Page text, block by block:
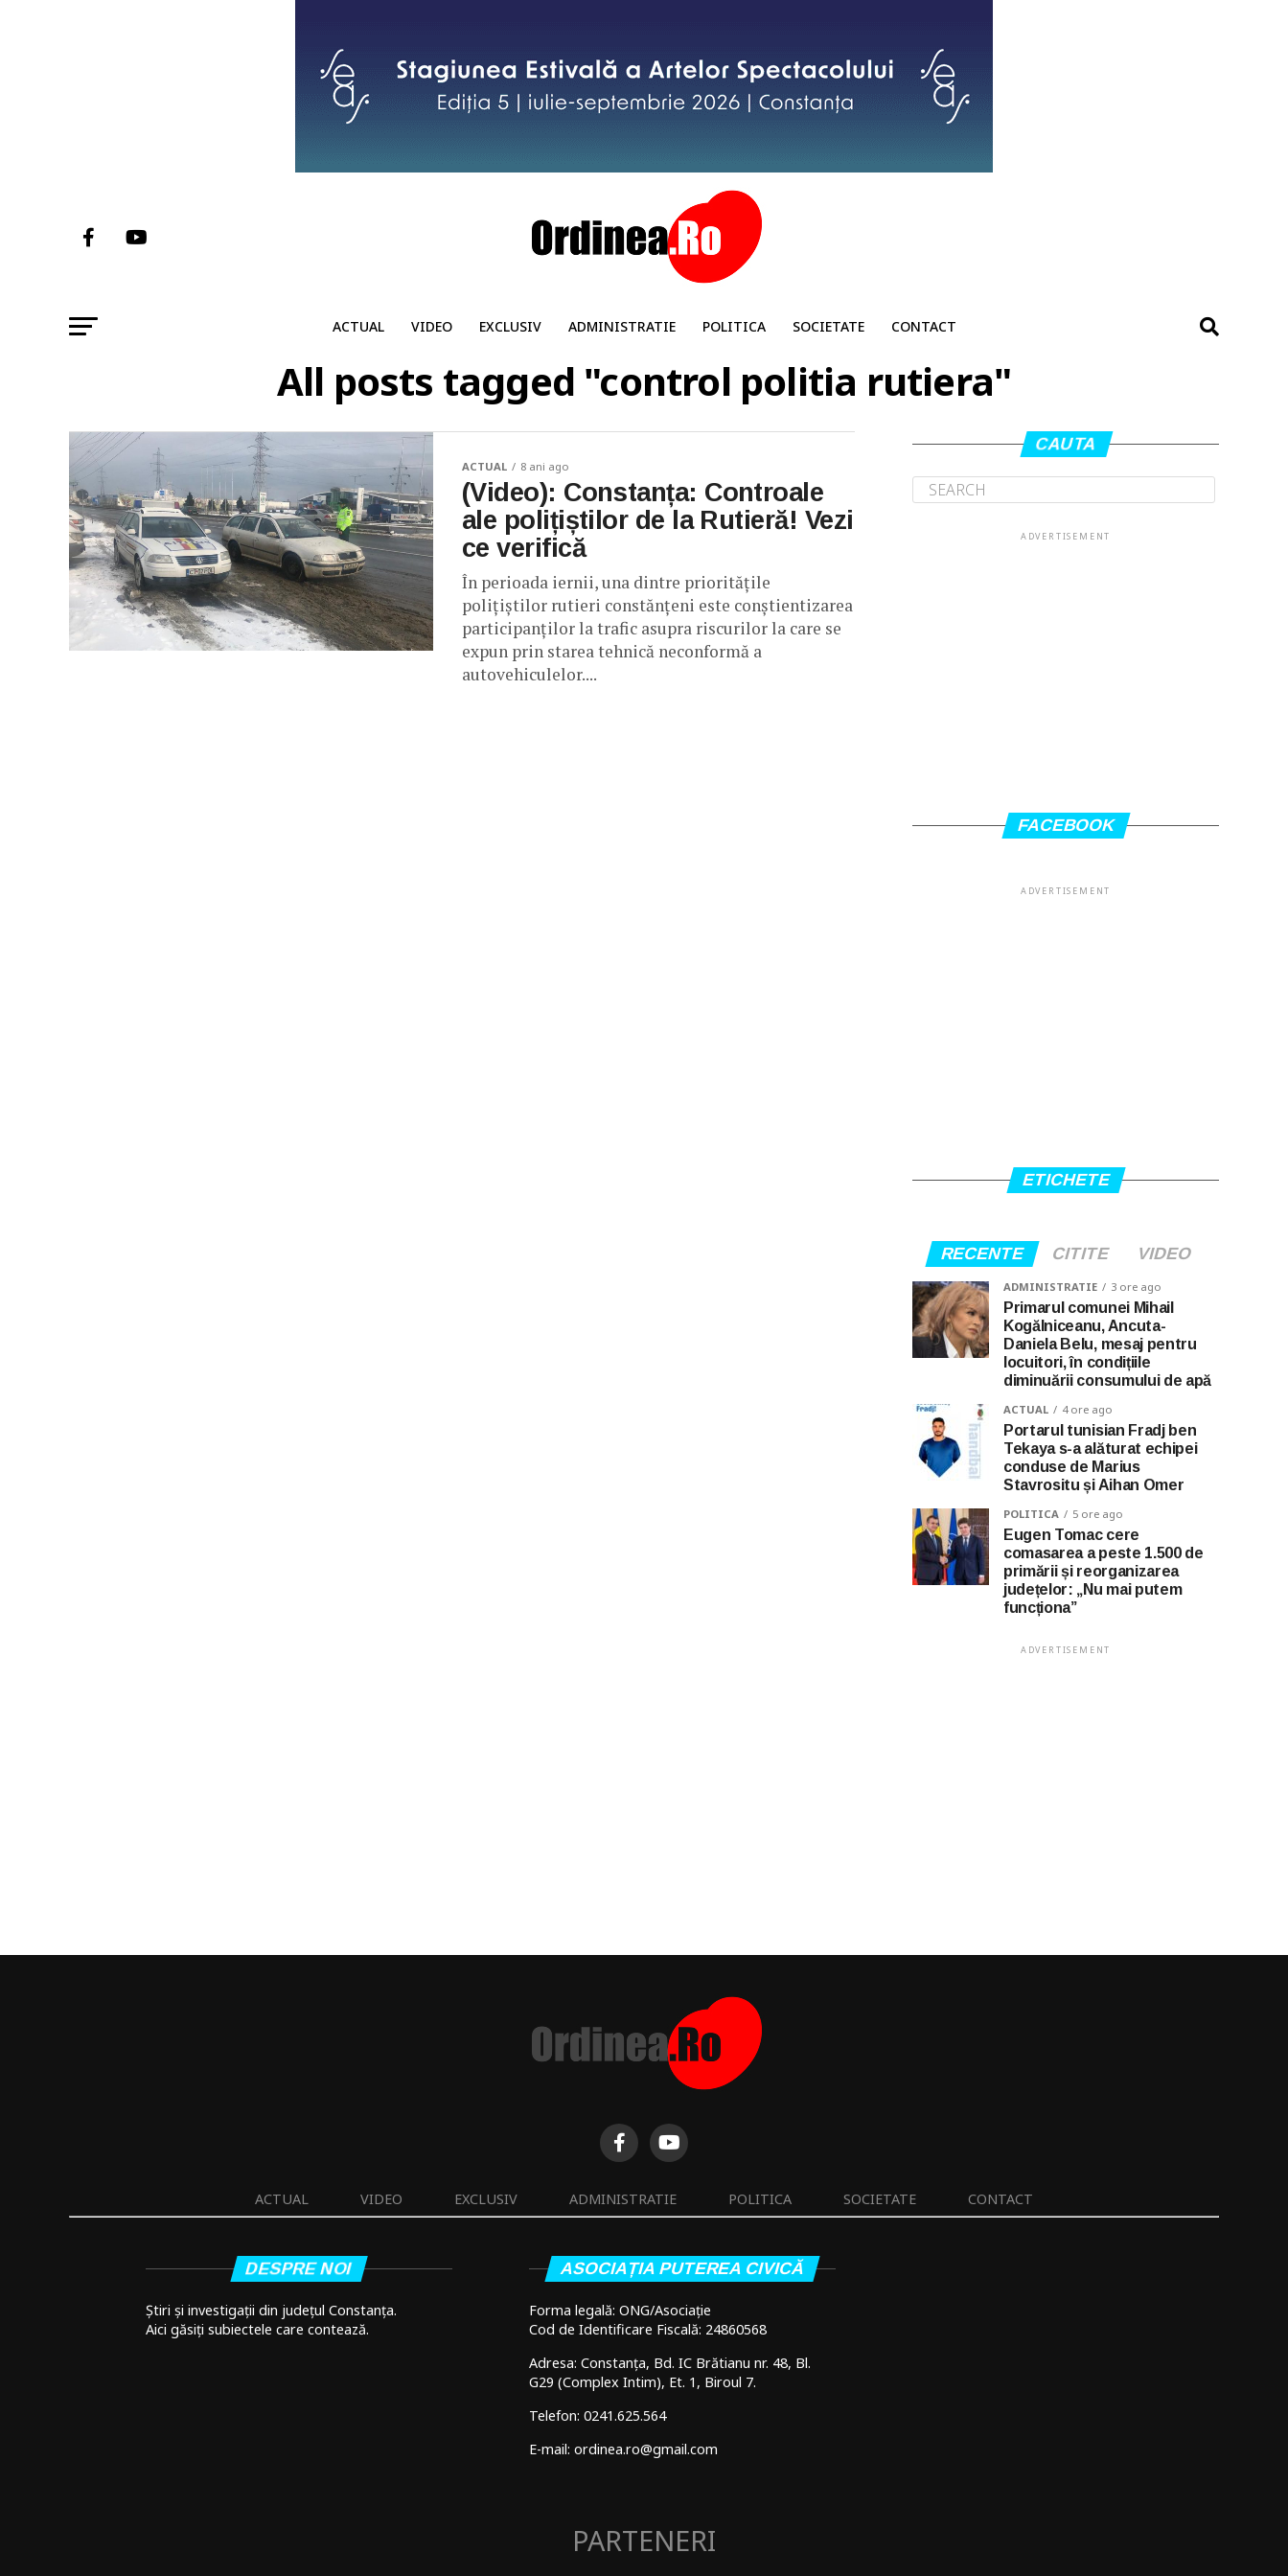
ACTUAL VIDEO EXCLUSIV ADMINISTRATIE POLITICA SOCIETATE CONTACT
All posts tagged "control politia rutiera"
ACTUAL 8 ani ago
(Video): Constanța: Controale
ale polițiștilor de la Rutieră! Vezi
ce verifică
În perioada iernii, una dintre prioritățile
polițiștilor rutieri constănțeni este conștientizarea
participanților la trafic asupra riscurilor la care se
expun prin starea tehnică neconformă a
autovehiculelor....
CAUTA
ADVERTISEMENT
FACEBOOK
ADVERTISEMENT
ETICHETE
RECENTE CITITE VIDEO
ADMINISTRATIE 3 ore ago
Primarul comunei Mihail
Kogălniceanu, Ancuta-
Daniela Belu, mesaj pentru
locuitori, în condițiile
diminuării consumului de apă
ACTUAL 4 ore ago
Portarul tunisian Fradj ben
Tekaya s-a alăturat echipei
conduse de Marius
Stavrositu și Aihan Omer
POLITICA 5 ore ago
Eugen Tomac cere
comasarea a peste 1.500 de
primării și reorganizarea
județelor: „Nu mai putem
funcționa”
ADVERTISEMENT
ACTUAL VIDEO EXCLUSIV ADMINISTRATIE POLITICA SOCIETATE CONTACT
DESPRE NOI
Știri și investigații din județul Constanța.
Aici găsiți subiectele care contează.
ASOCIAȚIA PUTEREA CIVICĂ
Forma legală: ONG/Asociație
Cod de Identificare Fiscală: 24860568
Adresa: Constanța, Bd. IC Brătianu nr. 48, Bl.
G29 (Complex Intim), Et. 1, Biroul 7.
Telefon: 0241.625.564
E-mail: ordinea.ro@gmail.com
PARTENERI